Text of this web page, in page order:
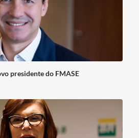
presidente do FMASE